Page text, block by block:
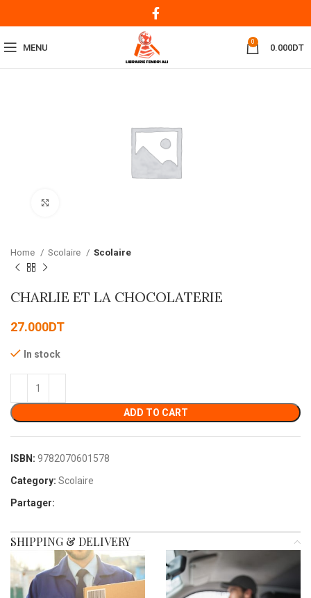
MENU
0
0.000DT
Home Scolaire Scolaire
CHARLIE ET LA CHOCOLATERIE
27.000DT
In stock
ADD TO CART
ISBN: 9782070601578
Category: Scolaire
Partager:
SHIPPING & DELIVERY